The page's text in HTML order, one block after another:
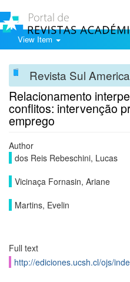
View Item
Revista Sul
Relacionamento
conflitos: intervenção
emprego
Author
dos Reis Rebeschini, Lucas
Vicinaça Fornasin, Ariane
Martins, Evelin
Full text
http://ediciones.ucsh.cl/ojs/